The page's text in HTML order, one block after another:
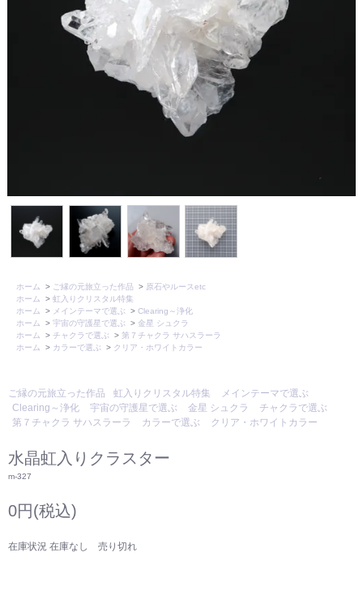
ホーム > ご縁の元旅立った作品 > 原石やルースetc
ホーム
> 虹入りクリスタル特集
ホーム
> メインテーマで選ぶ > Clearing～浄化
ホーム
> 宇宙の守護星で選ぶ > 金星 シュクラ
ホーム
> チャクラで選ぶ > 第７チャクラ サハスラーラ
ホーム
> カラーで選ぶ > クリア・ホワイトカラー
ご縁の元旅立った作品 虹入りクリスタル特集
メインテーマで選ぶ
Clearing～浄化
宇宙の守護星で選ぶ 金星 シュクラ
チャクラで選ぶ
第７チャクラ サハスラーラ
カラーで選ぶ クリア・ホワイトカラー
水晶虹入りクラスター
m-327
0円(税込)
在庫状況 在庫なし 売り切れ